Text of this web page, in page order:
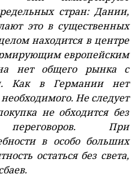
стран: Дании,
это в существенных
находится в центре
европейским
нет общего рынка с
Как в Германии нет
Не следует
не обходится без
переговоров. При
в особо больших
остаться без света,